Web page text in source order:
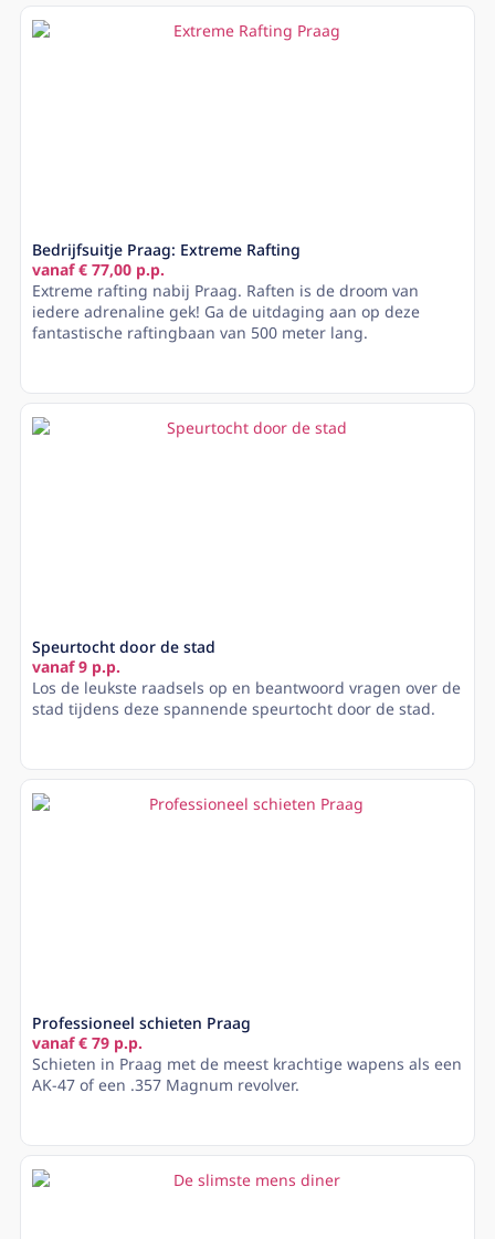
Bedrijfsuitje Praag: Extreme Rafting
vanaf € 77,00 p.p.
Extreme rafting nabij Praag. Raften is de droom van
iedere adrenaline gek! Ga de uitdaging aan op deze
fantastische raftingbaan van 500 meter lang.
Speurtocht door de stad
vanaf 9 p.p.
Los de leukste raadsels op en beantwoord vragen over de
stad tijdens deze spannende speurtocht door de stad.
Professioneel schieten Praag
vanaf € 79 p.p.
Schieten in Praag met de meest krachtige wapens als een
AK-47 of een .357 Magnum revolver.